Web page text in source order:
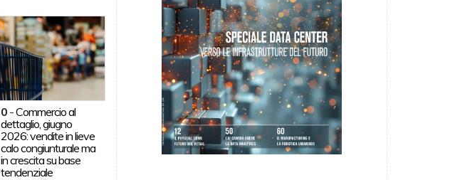
0 -Commercio al
dettaglio, giugno
2026: vendite in lieve
calo congiunturale ma
in crescita su base
tendenziale